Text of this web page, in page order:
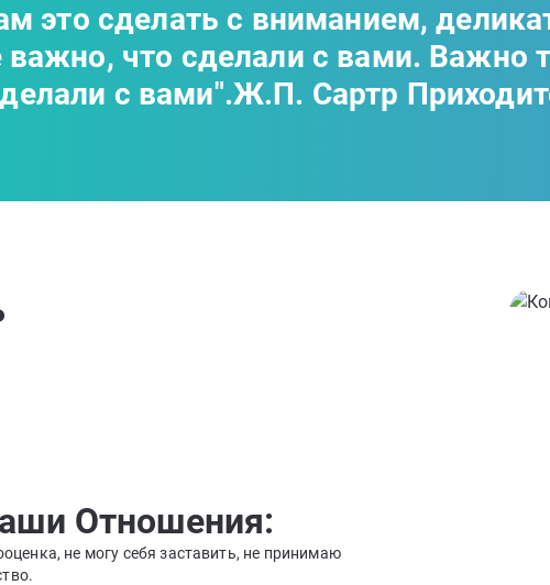
это сделать с вниманием,
что сделали с вами. Важно
с вами".Ж.П. Сартр
Отношения:
не могу себя заставить, не принимаю